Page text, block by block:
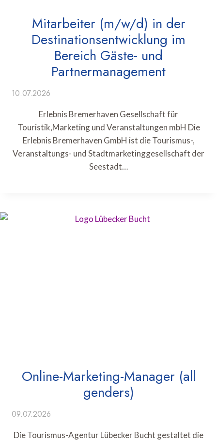
Mitarbeiter (m/w/d) in der
Destinationsentwicklung im
Bereich Gäste- und
Partnermanagement
10.07.2026
Erlebnis Bremerhaven Gesellschaft für
Touristik,Marketing und Veranstaltungen mbH Die
Erlebnis Bremerhaven GmbH ist die Tourismus-,
Veranstaltungs- und Stadtmarketinggesellschaft der
Seestadt…
Online-Marketing-Manager (all
genders)
09.07.2026
Die Tourismus-Agentur Lübecker Bucht gestaltet die